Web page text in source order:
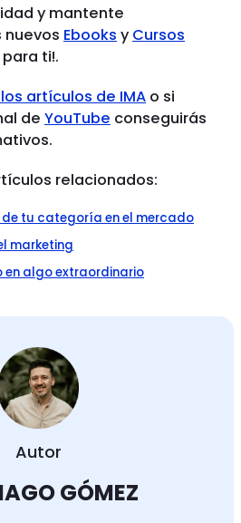
y mantente
Ebooks y Cursos
ti!.
artículos de IMA o si
de YouTube conseguirás
relacionados:
de tu categoría en el mercado
marketing
algo extraordinario
Autor
GÓMEZ